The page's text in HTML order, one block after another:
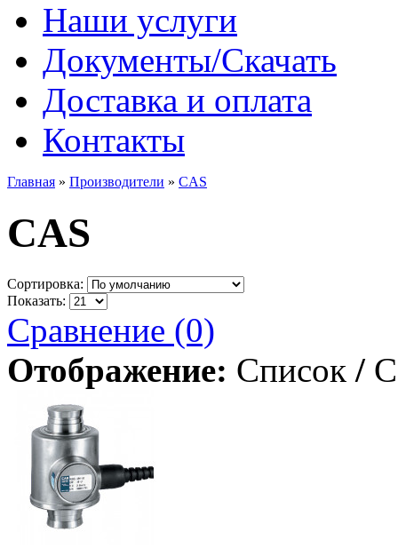
Наши услуги
Документы/Скачать
Доставка и оплата
Контакты
Главная » Производители » CAS
CAS
Сортировка:
Показать:
Сравнение (0)
Отображение: Список /